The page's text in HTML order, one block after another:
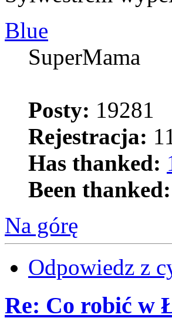
Blue
SuperMama
Posty: 19281
Rejestracja:
Has thanked:
Been thanked:
Na górę
Odpowiedz z
Re: Co robić w